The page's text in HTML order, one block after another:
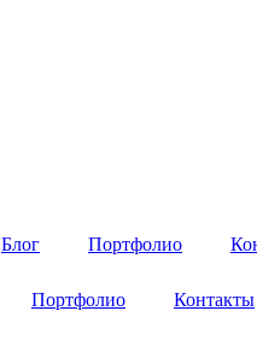
Блог Портфолио
Портфолио Контакты